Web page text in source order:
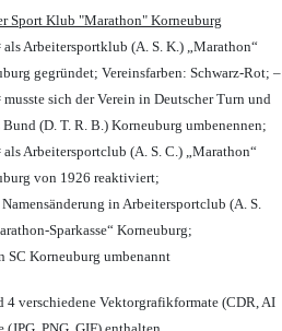
Sport Klub "Marathon" Korneuburg
als Arbeitersportklub (A. S. K.) „Marathon“
gegründet; Vereinsfarben: Schwarz-Rot; –
musste sich der Verein in Deutscher Turn und
Bund (D. T. R. B.) Korneuburg umbenennen;
als Arbeitersportclub (A. S. C.) „Marathon“
von 1926 reaktiviert;
Namensänderung in Arbeitersportclub (A. S.
Sparkasse“ Korneuburg;
SC Korneuburg umbenannt
4 verschiedene Vektorgrafikformate (CDR, AI
PNG, GIF) enthalten.